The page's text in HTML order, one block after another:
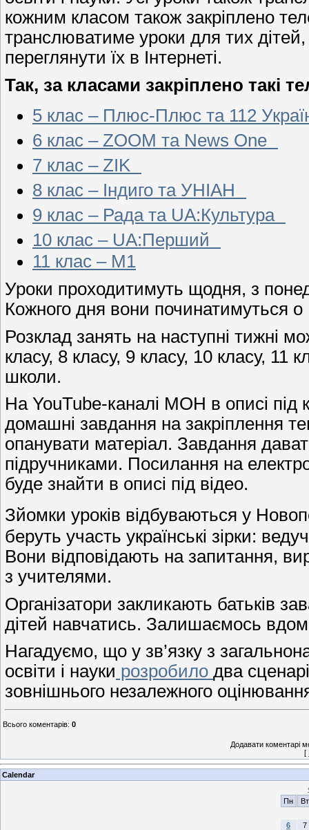
кожним класом також закріплено
транслюватиме уроки для тих
переглянути їх в Інтернеті.
Так, за класами закріплено такі
5 клас – Плюс-Плюс та 112
6 клас – ZOOM та News One
7 клас – ZIK
8 клас – Індиго та УНІАН
9 клас – Рада та UA:Культура
10 клас – UA:Перший
11 клас – М1
Уроки проходитимуть щодня, з
Кожного дня вони починатимуться о
Розклад занять на наступні тижні
класу, 8 класу, 9 класу, 10 класу, 11
школи.
На YouTube-каналі МОН в описі під
домашні завдання на закріплення
опанувати матеріал. Завдання
підручниками. Посилання на
буде знайти в описі під відео.
Зйомки уроків відбуваються у
беруть участь українські зірки:
Вони відповідають на запитання,
з учителями.
Організатори закликають батьків
дітей навчатись. Залишаємось
Нагадуємо, що у зв’язку з
освіти і науки розробило два
зовнішнього незалежного
Всього коментарів: 0
Додавати коментарі
[
Calendar
Пн
Вт
6
7